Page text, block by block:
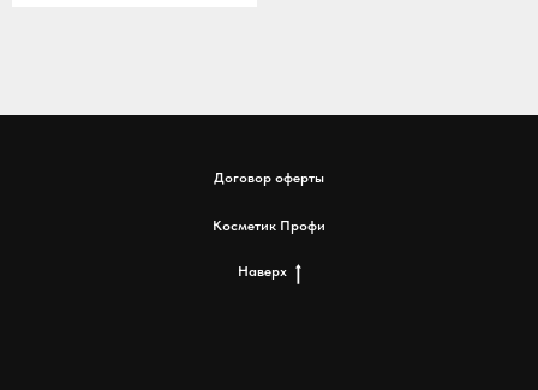
Договор оферты
Косметик Профи
Наверх